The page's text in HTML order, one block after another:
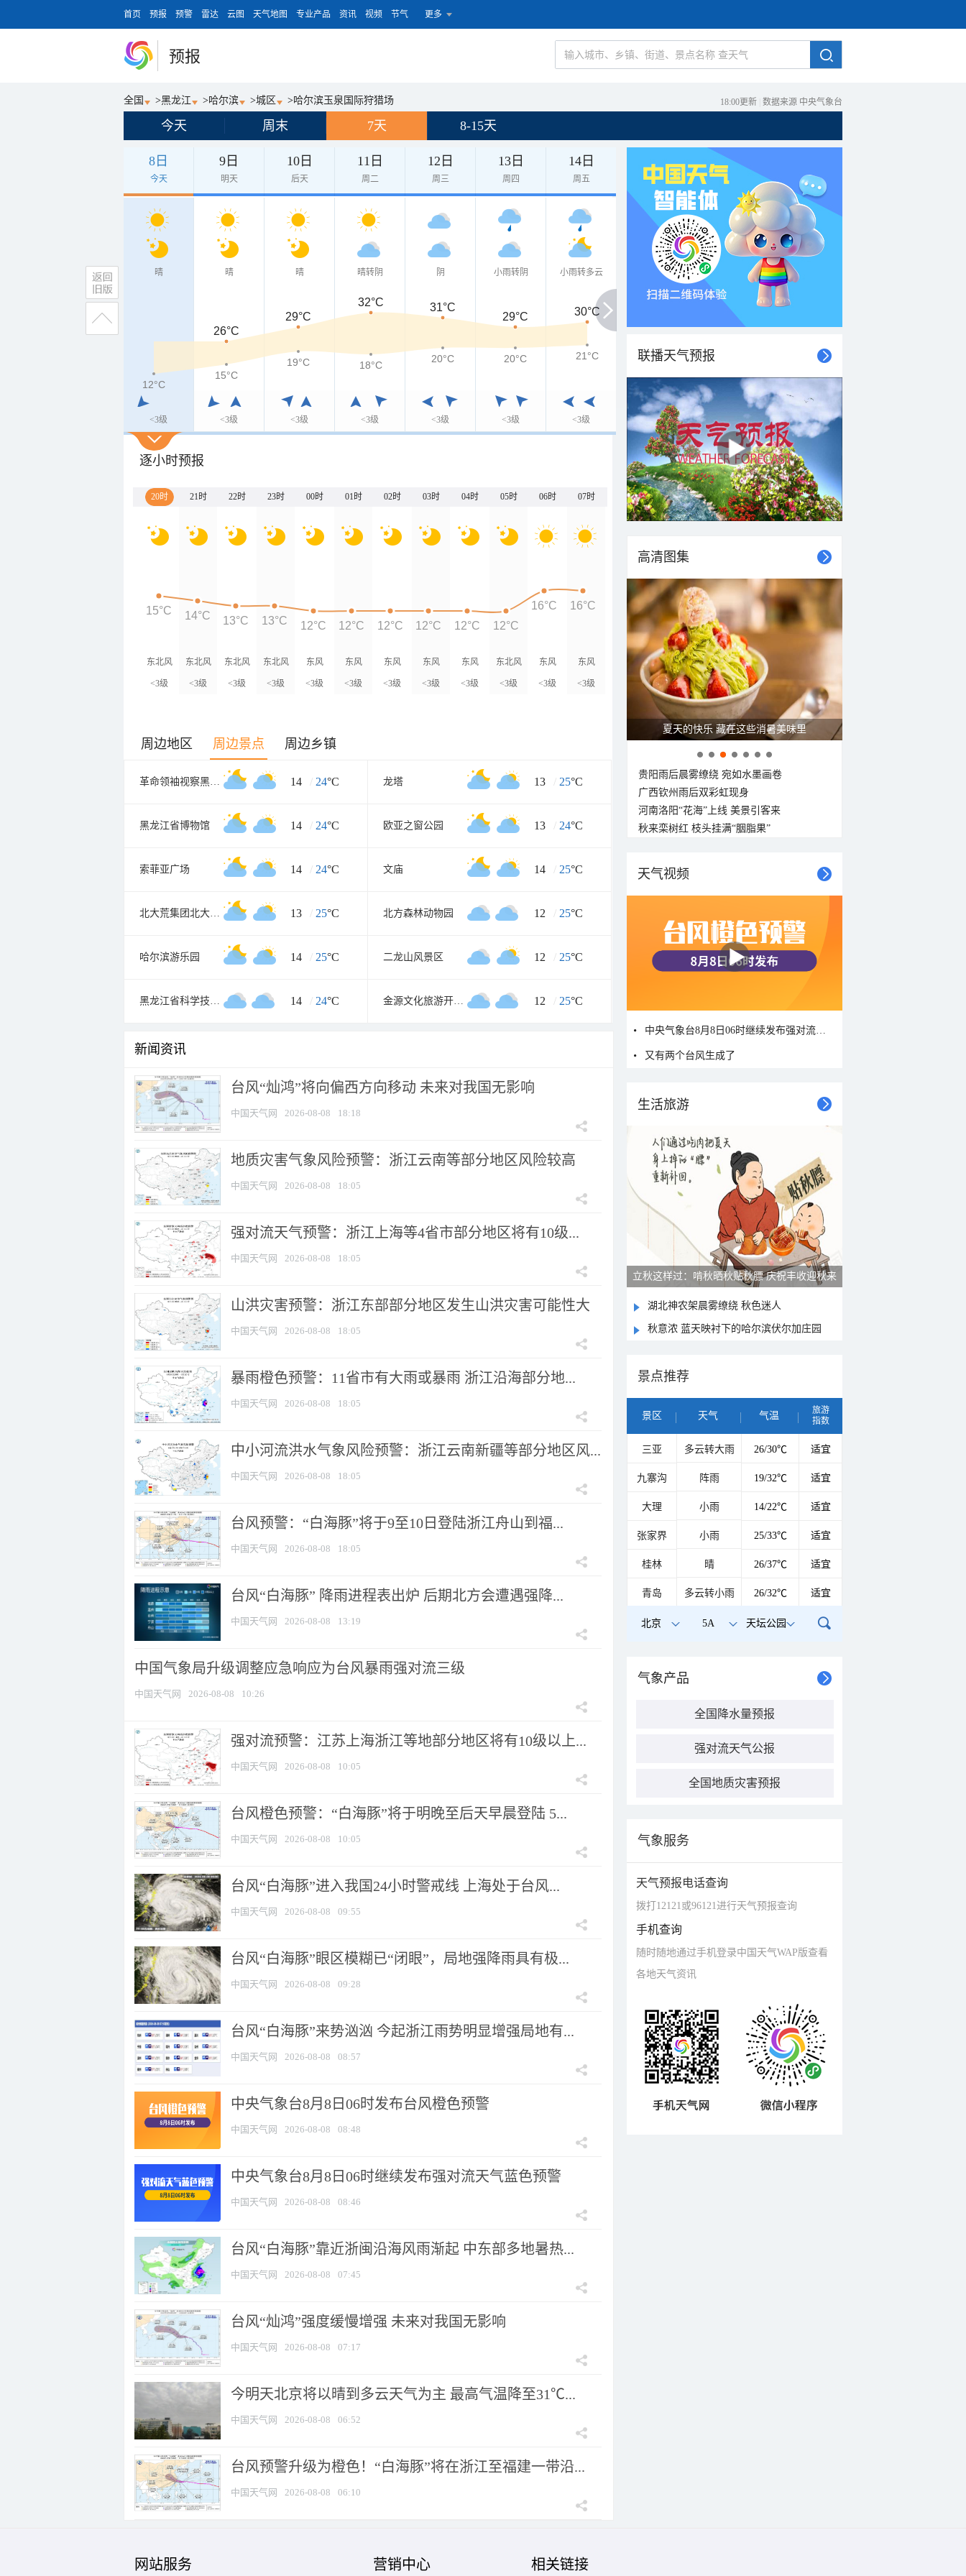
首页 预报 预警 雷达 云图 天气地图 专业产品 资讯 视频 节气 更多
预报
全国 >黑龙江 >哈尔滨 >城区 >哈尔滨玉泉国际狩猎场 18:00更新 数据来源 中央气象台
今天 周末 7天 8-15天
8日
今天
9日
明天
10日
后天
11日
周二
12日
周三
13日
周四
14日
周五
晴
<3级
晴
<3级
晴
<3级
晴转阴
<3级
阴
<3级
小雨转阴
<3级
小雨转多云
<3级
26°C
29°C
32°C 31°C
29°C 30°C
12°C
15°C
19°C 18°C
20°C 20°C 21°C
逐小时预报
20时 21时 22时 23时 00时 01时 02时 03时 04时 05时 06时 07时
东北风
<3级
东北风
<3级
东北风
<3级
东北风
<3级
东风
<3级
东风
<3级
东风
<3级
东风
<3级
东风
<3级
东北风
<3级
东风
<3级
东风
<3级
15°C 14°C 13°C 13°C 12°C 12°C 12°C 12°C 12°C 12°C
16°C 16°C
周边地区 周边景点 周边乡镇
革命领袖视察黑龙江纪念馆 14 / 24°C 龙塔 13 / 25°C
黑龙江省博物馆 14 / 24°C 欧亚之窗公园 13 / 24°C
索菲亚广场 14 / 24°C 文庙 14 / 25°C
北大荒集团北大荒现代农业园 13 / 25°C 北方森林动物园 12 / 25°C
哈尔滨游乐园 14 / 25°C 二龙山风景区 12 / 25°C
黑龙江省科学技术馆 14 / 24°C 金源文化旅游开发区 12 / 25°C
新闻资讯
台风“灿鸿”将向偏西方向移动 未来对我国无影响
中国天气网 2026-08-08 18:18
地质灾害气象风险预警：浙江云南等部分地区风险较高
中国天气网 2026-08-08 18:05
强对流天气预警：浙江上海等4省市部分地区将有10级...
中国天气网 2026-08-08 18:05
山洪灾害预警：浙江东部部分地区发生山洪灾害可能性大
中国天气网 2026-08-08 18:05
暴雨橙色预警：11省市有大雨或暴雨 浙江沿海部分地...
中国天气网 2026-08-08 18:05
中小河流洪水气象风险预警：浙江云南新疆等部分地区风...
中国天气网 2026-08-08 18:05
台风预警：“白海豚”将于9至10日登陆浙江舟山到福...
中国天气网 2026-08-08 18:05
台风“白海豚” 降雨进程表出炉 后期北方会遭遇强降...
中国天气网 2026-08-08 13:19
中国气象局升级调整应急响应为台风暴雨强对流三级
中国天气网 2026-08-08 10:26
强对流预警：江苏上海浙江等地部分地区将有10级以上...
中国天气网 2026-08-08 10:05
台风橙色预警：“白海豚”将于明晚至后天早晨登陆 5...
中国天气网 2026-08-08 10:05
台风“白海豚”进入我国24小时警戒线 上海处于台风...
中国天气网 2026-08-08 09:55
台风“白海豚”眼区模糊已“闭眼”，局地强降雨具有极...
中国天气网 2026-08-08 09:28
台风“白海豚”来势汹汹 今起浙江雨势明显增强局地有...
中国天气网 2026-08-08 08:57
中央气象台8月8日06时发布台风橙色预警
中国天气网 2026-08-08 08:48
中央气象台8月8日06时继续发布强对流天气蓝色预警
中国天气网 2026-08-08 08:46
台风“白海豚”靠近浙闽沿海风雨渐起 中东部多地暑热...
中国天气网 2026-08-08 07:45
台风“灿鸿”强度缓慢增强 未来对我国无影响
中国天气网 2026-08-08 07:17
今明天北京将以晴到多云天气为主 最高气温降至31℃...
中国天气网 2026-08-08 06:52
台风预警升级为橙色！“白海豚”将在浙江至福建一带沿...
中国天气网 2026-08-08 06:10
联播天气预报
高清图集
夏天的快乐 藏在这些消暑美味里
贵阳雨后晨雾缭绕 宛如水墨画卷
广西钦州雨后双彩虹现身
河南洛阳“花海”上线 美景引客来
秋来栾树红 枝头挂满“胭脂果”
天气视频
中央气象台8月8日06时继续发布强对流天气蓝色预警
又有两个台风生成了
生活旅游
立秋这样过：啃秋晒秋贴秋膘 庆祝丰收迎秋来
湖北神农架晨雾缭绕 秋色迷人
秋意浓 蓝天映衬下的哈尔滨伏尔加庄园
景点推荐
景区 天气 气温
旅游
指数
三亚 多云转大雨 26/30℃ 适宜
九寨沟 阵雨 19/32℃ 适宜
大理 小雨 14/22℃ 适宜
张家界 小雨 25/33℃ 适宜
桂林 晴 26/37℃ 适宜
青岛 多云转小雨 26/32℃ 适宜
北京 5A 天坛公园
气象产品
全国降水量预报
强对流天气公报
全国地质灾害预报
气象服务
天气预报电话查询
拨打12121或96121进行天气预报查询
手机查询
随时随地通过手机登录中国天气WAP版查看
各地天气资讯
网站服务 营销中心 相关链接